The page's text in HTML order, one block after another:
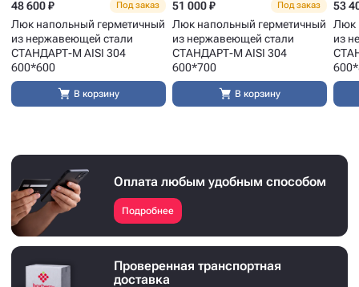
48 600 ₽ Под заказ
Люк напольный герметичный
из нержавеющей стали
СТАНДАРТ-М AISI 304
600*600
В корзину
51 000 ₽ Под заказ
Люк напольный герметичный
из нержавеющей стали
СТАНДАРТ-М AISI 304
600*700
В корзину
53
Люк
из
Оплата любым удобным способом
Подробнее
Проверенная транспортная
доставка